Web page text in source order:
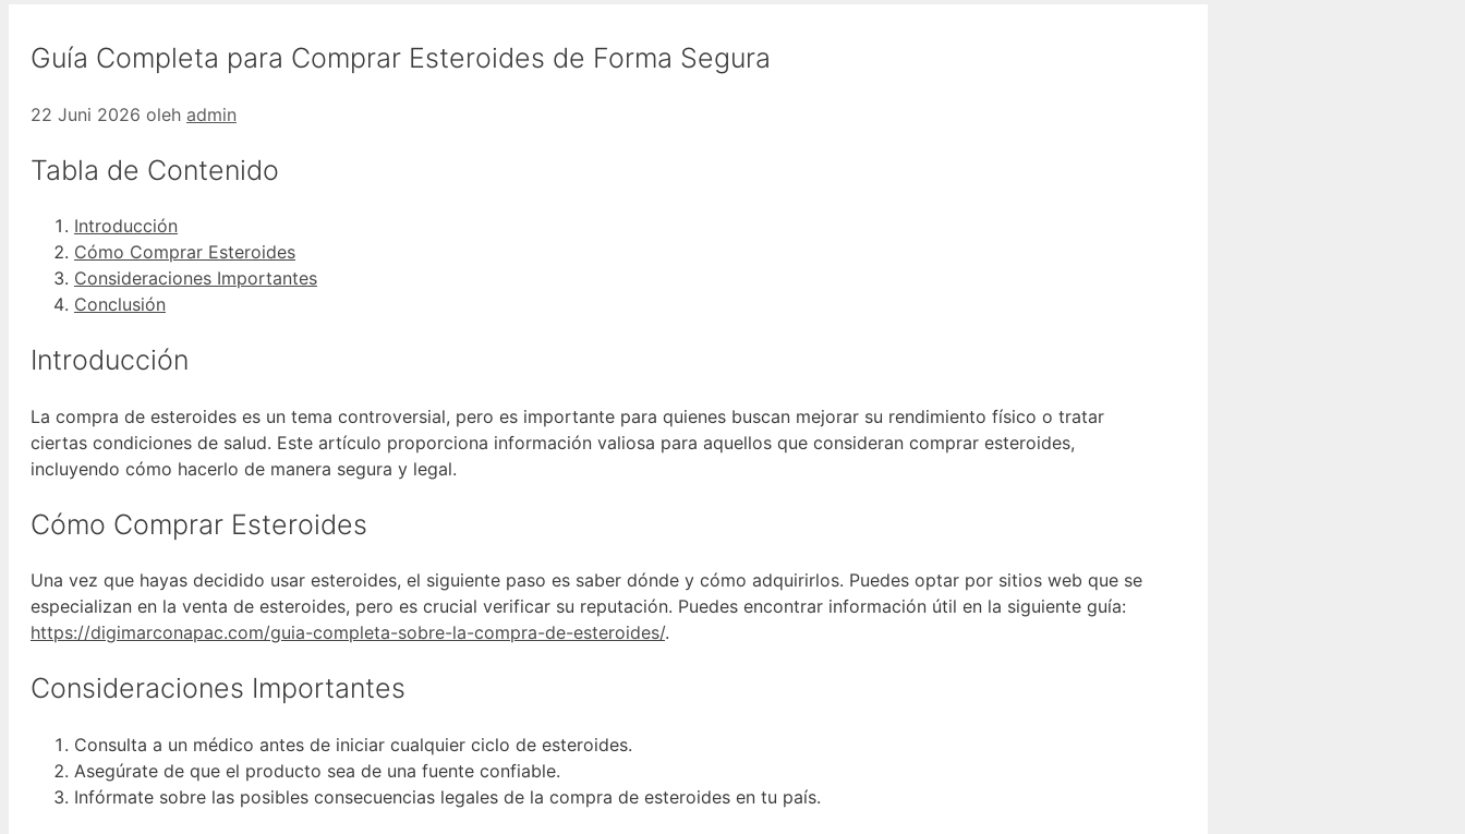
Guía Completa para Comprar Esteroides de Forma Segura
22 Juni 2026 oleh admin
Tabla de Contenido
Introducción
Cómo Comprar Esteroides
Consideraciones Importantes
Conclusión
Introducción
La compra de esteroides es un tema controversial, pero es importante para quienes buscan mejorar su rendimiento físico o tratar
ciertas condiciones de salud. Este artículo proporciona información valiosa para aquellos que consideran comprar esteroides,
incluyendo cómo hacerlo de manera segura y legal.
Cómo Comprar Esteroides
Una vez que hayas decidido usar esteroides, el siguiente paso es saber dónde y cómo adquirirlos. Puedes optar por sitios web que se
especializan en la venta de esteroides, pero es crucial verificar su reputación. Puedes encontrar información útil en la siguiente guía:
https://digimarconapac.com/guia-completa-sobre-la-compra-de-esteroides/.
Consideraciones Importantes
Consulta a un médico antes de iniciar cualquier ciclo de esteroides.
Asegúrate de que el producto sea de una fuente confiable.
Infórmate sobre las posibles consecuencias legales de la compra de esteroides en tu país.